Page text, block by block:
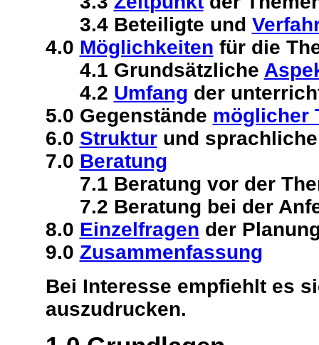
3.4 Beteiligte und
4.0 Möglichkeiten für die
4.1 Grundsätzliche
4.2 Umfang der
5.0 Gegenstände möglicher
6.0 Strukturund sprachliche
7.0 Beratung
7.1 Beratung vor der
7.2 Beratung bei der
8.0 Einzelfragen der
9.0 Zusammenfassung
Bei Interesse empfiehlt es
auszudrucken.